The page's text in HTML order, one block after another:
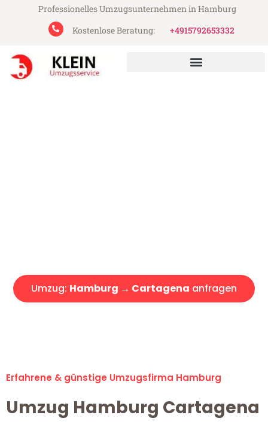
Professionelles Umzugsunternehmen in Hamburg
Kostenlose Beratung:
+4915792653332
Umzug: Hamburg → Cartagena anfragen
Erfahrene & günstige Umzugsfirma Hamburg
Umzug Hamburg Cartagena